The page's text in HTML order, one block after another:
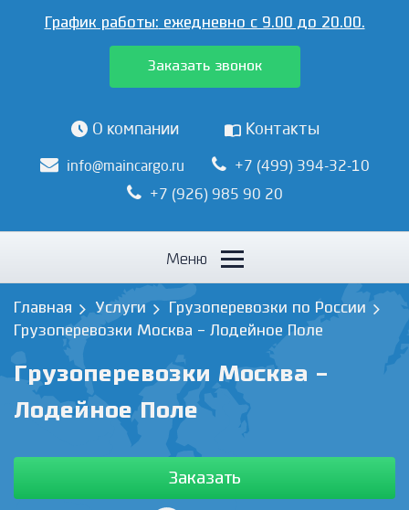
График работы: ежедневно с 9.00 до 20.00.
Заказать звонок
О компании Контакты
info@maincargo.ru
+7 (499) 394-32-10
+7 (926) 985 90 20
Меню
Грузоперевозки Москва -
Лодейное Поле
Главная Услуги
Грузоперевозки по России
Грузоперевозки Москва - Лодейное Поле
Заказать